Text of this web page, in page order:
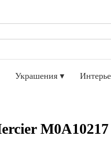
Украшения ▾
M0A10217